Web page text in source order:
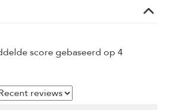
score gebaseerd op 4